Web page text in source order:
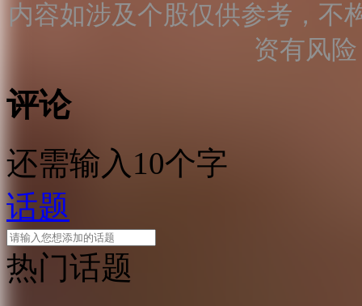
内容如涉及个股仅供参考，不
资有风
评论
还需输入10个字
话题
热门话题